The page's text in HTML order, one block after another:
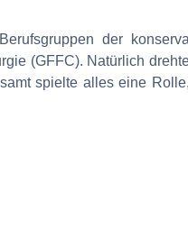
der
(GFFC). Natürlich
spielte alles eine